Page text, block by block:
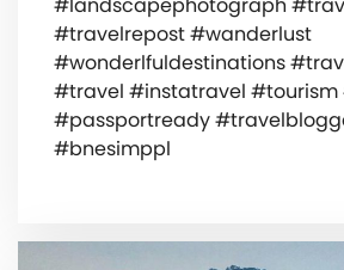
#landscapephotograph
#travelrepost #wanderlust
#wonderlfuldestinations
#travel #instatravel
#passportready
#bnesimppl